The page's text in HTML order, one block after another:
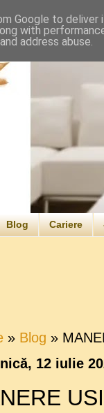
Blog Cariere
» Blog »
12 iulie
Google to deliver
with
address abuse.